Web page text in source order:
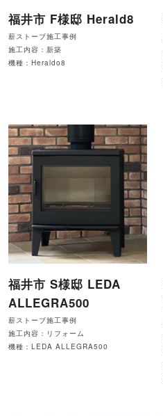
福井市 F様邸 Herald8
薪ストーブ施工事例
施工内容：新築
機種：Heraldo8
福井市 S様邸 LEDA
ALLEGRA500
薪ストーブ施工事例
施工内容：リフォーム
機種：LEDA ALLEGRA500